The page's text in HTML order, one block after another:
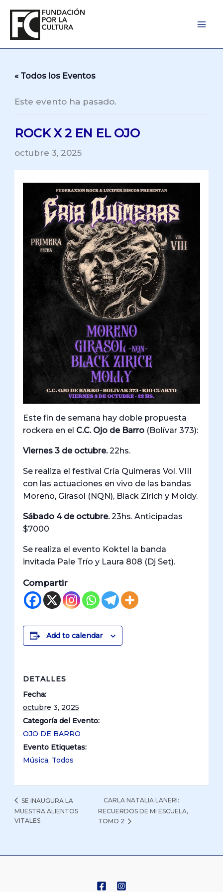
contenido
« Todos los Eventos
Este evento ha pasado.
ROCK X 2 EN EL OJO
octubre 3, 2025
Este fin de semana hay doble propuesta
rockera en el C.C. Ojo de Barro (Bolívar 373):
Viernes 3 de octubre.22hs.
Se realiza el festival Cría Quimeras Vol. VIII
con las actuaciones en vivo de las bandas
Moreno, Girasol (NQN), Black Zirich y Moldy.
Sábado 4 de octubre.23hs. Anticipadas
$7000
Se realiza el evento Koktel la banda
invitada Pale Trío y Laura 808 (Dj Set).
Compartir
Add to calendar
DETALLES
Fecha:
octubre 3, 2025
Categoría del Evento:
OJO DE BARRO
Evento Etiquetas:
Música, Todos
SE INAUGURA LA
MUESTRA ALIENTOS
VITALES
CARLA NATALIA LANERI:
RECUERDOS DE MI ESCUELA,
TOMO 2